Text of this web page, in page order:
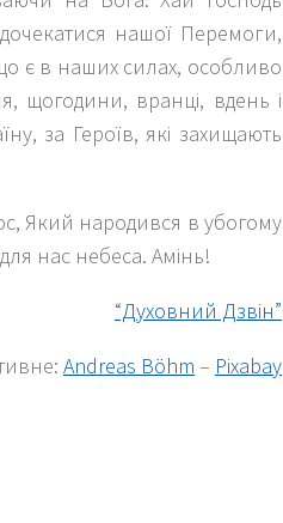
нашої Перемоги,
є в наших силах, особливо
щогодини, вранці, вдень і
за Героїв, які захищають
Який народився в убогому
нас небеса. Амінь!
“Духовний Дзвін”
Andreas Böhm – Pixabay